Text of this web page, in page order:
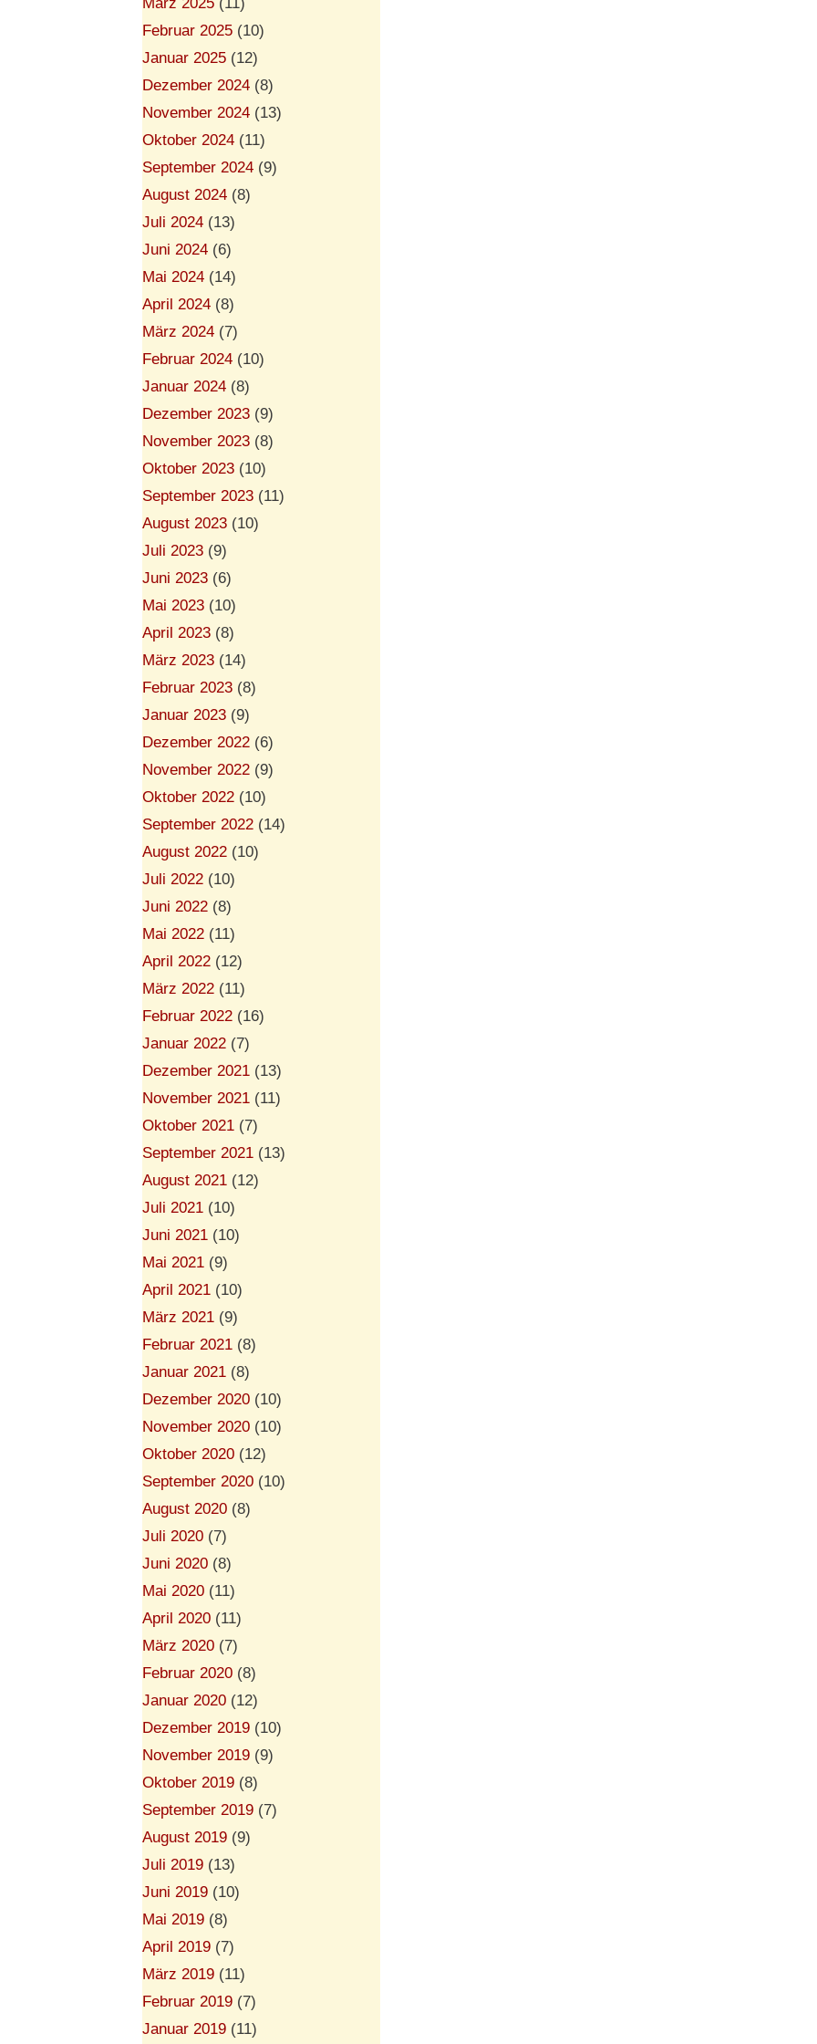
Februar 2025 (10)
Januar 2025 (12)
Dezember 2024 (8)
November 2024 (13)
Oktober 2024 (11)
September 2024 (9)
August 2024 (8)
Juli 2024 (13)
Juni 2024 (6)
Mai 2024 (14)
April 2024 (8)
März 2024 (7)
Februar 2024 (10)
Januar 2024 (8)
Dezember 2023 (9)
November 2023 (8)
Oktober 2023 (10)
September 2023 (11)
August 2023 (10)
Juli 2023 (9)
Juni 2023 (6)
Mai 2023 (10)
April 2023 (8)
März 2023 (14)
Februar 2023 (8)
Januar 2023 (9)
Dezember 2022 (6)
November 2022 (9)
Oktober 2022 (10)
September 2022 (14)
August 2022 (10)
Juli 2022 (10)
Juni 2022 (8)
Mai 2022 (11)
April 2022 (12)
März 2022 (11)
Februar 2022 (16)
Januar 2022 (7)
Dezember 2021 (13)
November 2021 (11)
Oktober 2021 (7)
September 2021 (13)
August 2021 (12)
Juli 2021 (10)
Juni 2021 (10)
Mai 2021 (9)
April 2021 (10)
März 2021 (9)
Februar 2021 (8)
Januar 2021 (8)
Dezember 2020 (10)
November 2020 (10)
Oktober 2020 (12)
September 2020 (10)
August 2020 (8)
Juli 2020 (7)
Juni 2020 (8)
Mai 2020 (11)
April 2020 (11)
März 2020 (7)
Februar 2020 (8)
Januar 2020 (12)
Dezember 2019 (10)
November 2019 (9)
Oktober 2019 (8)
September 2019 (7)
August 2019 (9)
Juli 2019 (13)
Juni 2019 (10)
Mai 2019 (8)
April 2019 (7)
März 2019 (11)
Februar 2019 (7)
Januar 2019 (11)